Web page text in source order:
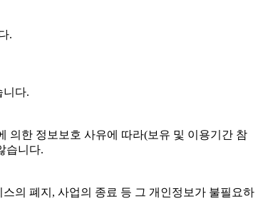
.
니다.
의한 정보보호 사유에 따라(보유 및 이용기간 참
습니다.
의 폐지, 사업의 종료 등 그 개인정보가 불필요하